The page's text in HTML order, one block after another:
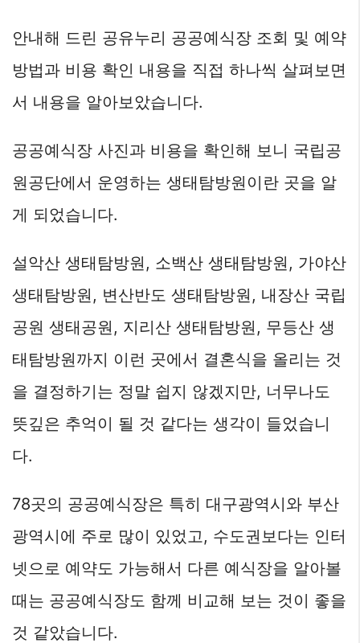
안내해 드린 공유누리 공공예식장 조회 및 예약
방법과 비용 확인 내용을 직접 하나씩 살펴보면
서 내용을 알아보았습니다.
공공예식장 사진과 비용을 확인해 보니 국립공
원공단에서 운영하는 생태탐방원이란 곳을 알
게 되었습니다.
설악산 생태탐방원, 소백산 생태탐방원, 가야산
생태탐방원, 변산반도 생태탐방원, 내장산 국립
공원 생태공원, 지리산 생태탐방원, 무등산 생
태탐방원까지 이런 곳에서 결혼식을 올리는 것
을 결정하기는 정말 쉽지 않겠지만, 너무나도
뜻깊은 추억이 될 것 같다는 생각이 들었습니
다.
78곳의 공공예식장은 특히 대구광역시와 부산
광역시에 주로 많이 있었고, 수도권보다는 인터
넷으로 예약도 가능해서 다른 예식장을 알아볼
때는 공공예식장도 함께 비교해 보는 것이 좋을
것 같았습니다.